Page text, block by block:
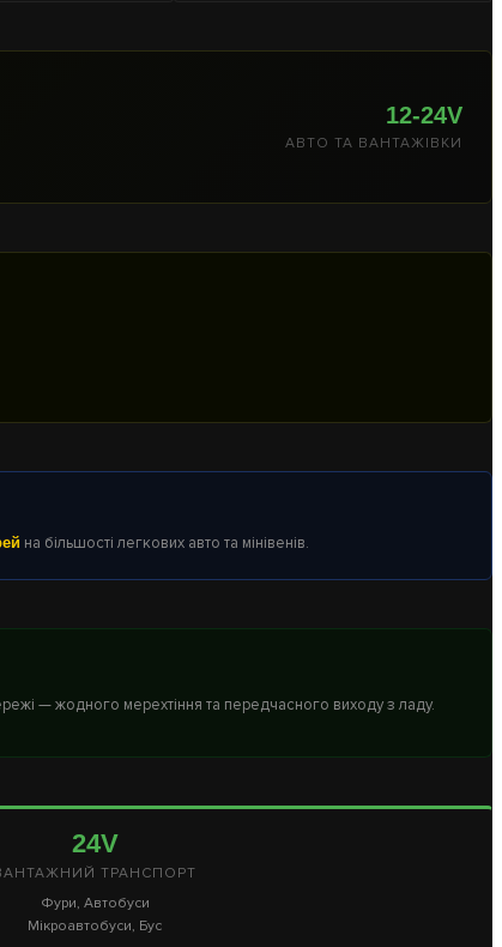
12-24V
АВТО ТА ВАНТАЖІВКИ
на більшості легкових авто та мінівенів.
— жодного мерехтіння та передчасного виходу з ладу.
24V
ТРАНСПОРТ
Фури, Автобуси
Мікроавтобуси, Бус